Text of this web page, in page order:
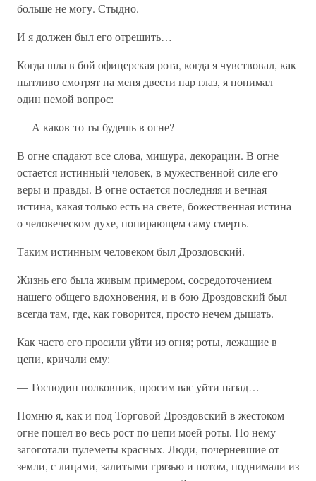
больше не могу. Стыдно.
И я должен был его отрешить…
Когда шла в бой офицерская рота, когда я чувствовал, как
пытливо смотрят на меня двести пар глаз, я понимал
один немой вопрос:
— А каков-то ты будешь в огне?
В огне спадают все слова, мишура, декорации. В огне
остается истинный человек, в мужественной силе его
веры и правды. В огне остается последняя и вечная
истина, какая только есть на свете, божественная истина
о человеческом духе, попирающем саму смерть.
Таким истинным человеком был Дроздовский.
Жизнь его была живым примером, сосредоточением
нашего общего вдохновения, и в бою Дроздовский был
всегда там, где, как говорится, просто нечем дышать.
Как часто его просили уйти из огня; роты, лежащие в
цепи, кричали ему:
— Господин полковник, просим вас уйти назад…
Помню я, как и под Торговой Дроздовский в жестоком
огне пошел во весь рост по цепи моей роты. По нему
загоготали пулеметы красных. Люди, почерневшие от
земли, с лицами, залитыми грязью и потом, поднимали из